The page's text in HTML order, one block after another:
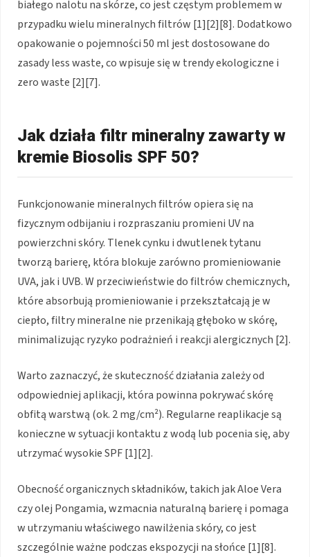
białego nalotu na skórze, co jest częstym problemem w
przypadku wielu mineralnych filtrów [1][2][8]. Dodatkowo
opakowanie o pojemności 50 ml jest dostosowane do
zasady less waste, co wpisuje się w trendy ekologiczne i
zero waste [2][7].
Jak działa filtr mineralny zawarty w
kremie Biosolis SPF 50?
Funkcjonowanie mineralnych filtrów opiera się na
fizycznym odbijaniu i rozpraszaniu promieni UV na
powierzchni skóry. Tlenek cynku i dwutlenek tytanu
tworzą barierę, która blokuje zarówno promieniowanie
UVA, jak i UVB. W przeciwieństwie do filtrów chemicznych,
które absorbują promieniowanie i przekształcają je w
ciepło, filtry mineralne nie przenikają głęboko w skórę,
minimalizując ryzyko podrażnień i reakcji alergicznych [2].
Warto zaznaczyć, że skuteczność działania zależy od
odpowiedniej aplikacji, która powinna pokrywać skórę
obfitą warstwą (ok. 2 mg/cm²). Regularne reaplikacje są
konieczne w sytuacji kontaktu z wodą lub pocenia się, aby
utrzymać wysokie SPF [1][2].
Obecność organicznych składników, takich jak Aloe Vera
czy olej Pongamia, wzmacnia naturalną barierę i pomaga
w utrzymaniu właściwego nawilżenia skóry, co jest
szczególnie ważne podczas ekspozycji na słońce [1][8].